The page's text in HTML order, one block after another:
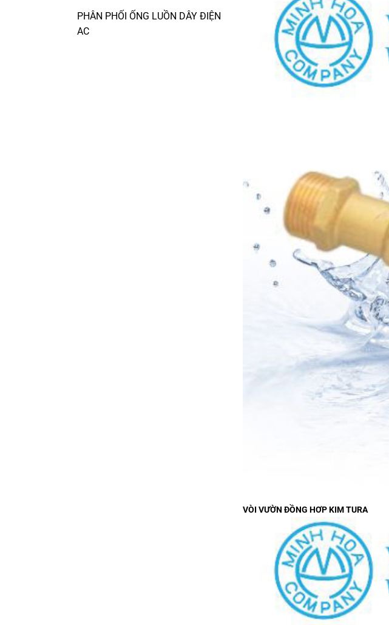
PHÂN PHỐI ỐNG LUỒN DÂY ĐIỆN
AC
VÒI VƯỜN ĐỒNG HƠP KIM TURA